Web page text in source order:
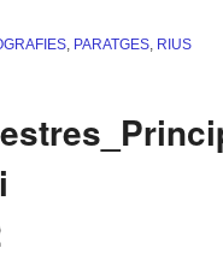
, PARATGES, RIUS